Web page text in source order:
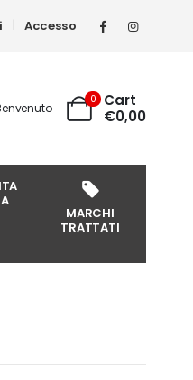
Accesso
0
Cart
€0,00
MARCHI
TRATTATI